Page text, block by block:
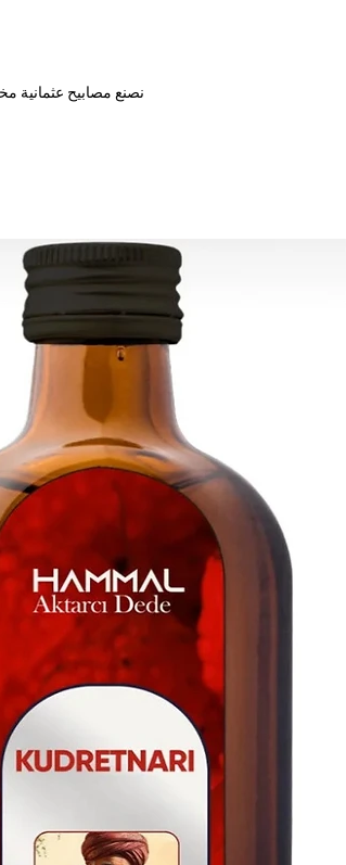
نصنع مصابيح عثمانية